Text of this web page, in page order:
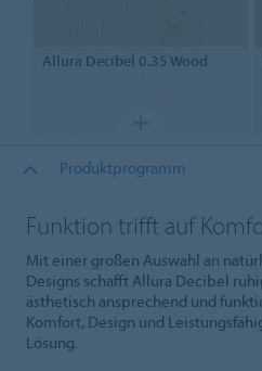
Allura Decibel 0.35 Wood
Produktprogramm
Funktion trifft auf
Mit einer großen Auswahl an
Designs schafft Allura Decibel
ästhetisch ansprechend und
Komfort, Design und
Lösung.